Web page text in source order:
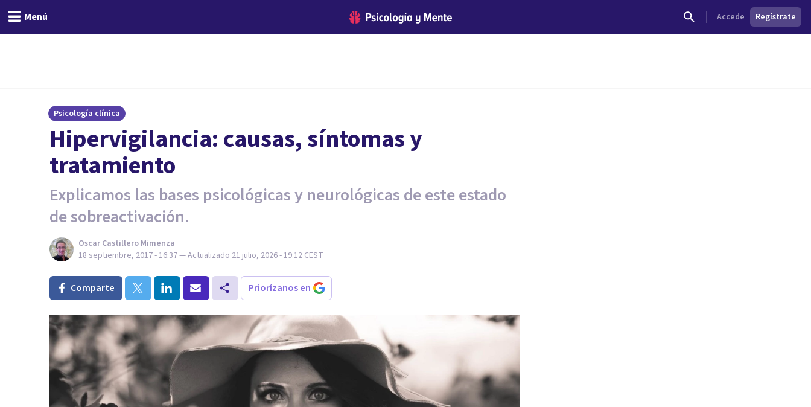
Menú Accede Regístrate
Psicología clínica
​Hipervigilancia: causas, síntomas y
tratamiento
Explicamos las bases psicológicas y neurológicas de este estado
de sobreactivación.
Oscar Castillero Mimenza
18 septiembre, 2017 - 16:37— Actualizado 21 julio, 2026 - 19:12 CEST
Comparte Priorízanos en